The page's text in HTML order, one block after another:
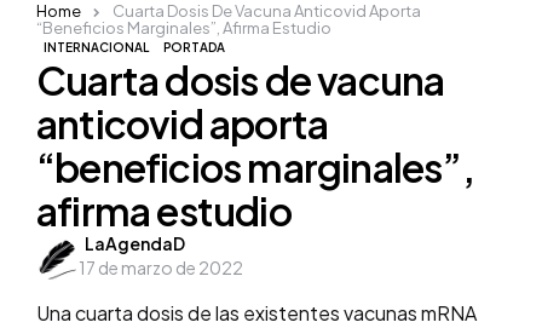
INTERNACIONAL PORTADA
Cuarta dosis de vacuna
anticovid aporta
“beneficios marginales”,
afirma estudio
Posted
by
LaAgendaD
17 de marzo de 2022
Home
Cuarta Dosis De Vacuna Anticovid Aporta
“beneficios Marginales”, Afirma Estudio
Una cuarta dosis de las existentes vacunas mRNA